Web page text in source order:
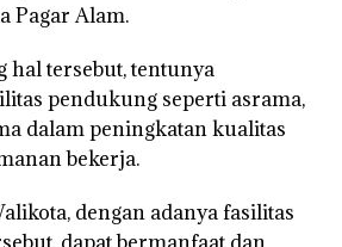
Pagar Alam.
tersebut, tentunya
pendukung seperti asrama,
dalam peningkatan kualitas
bekerja.
dengan adanya fasilitas